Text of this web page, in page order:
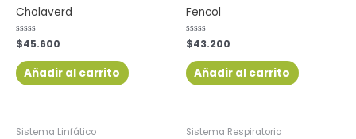
Cholaverd
Valorado
con
de
5
$45.600
Añadir al carrito
Fencol
Valorado
con
de
5
$43.200
Añadir al carrito
Sistema Linfático Sistema Respiratorio